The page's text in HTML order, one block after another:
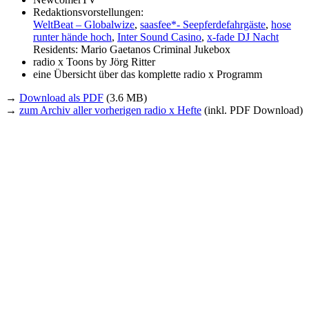
Redaktionsvorstellungen:
WeltBeat – Globalwize, saasfee*‑ Seepferdefahrgäste, hose
runter hände hoch, Inter Sound Casino, x-fade DJ Nacht
Residents: Mario Gaetanos Criminal Jukebox
radio x Toons by Jörg Ritter
eine Übersicht über das komplette radio x Programm
→ Download als PDF (3.6 MB)
→ zum Archiv aller vorherigen radio x Hefte (inkl. PDF Download)